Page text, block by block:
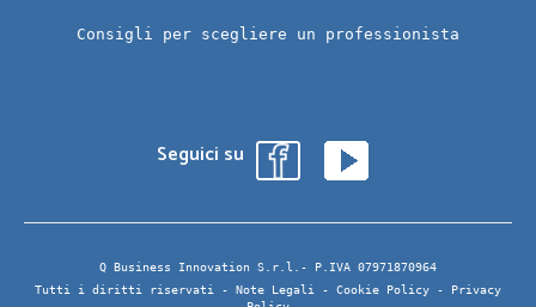
Consigli per scegliere un professionista
Seguici su
Q Business Innovation S.r.l.- P.IVA 07971870964
Tutti i diritti riservati - Note Legali - Cookie Policy -
Privacy